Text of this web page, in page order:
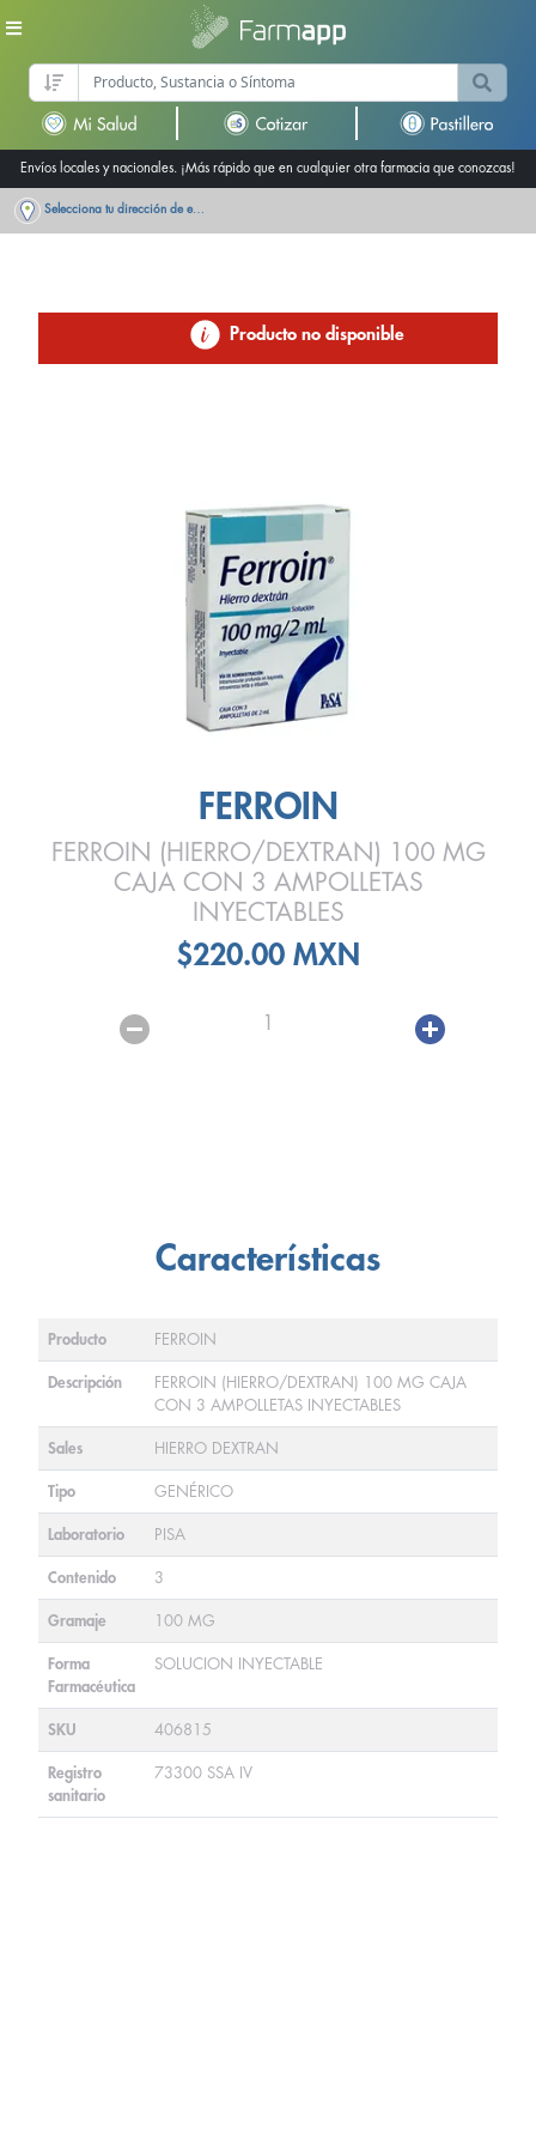
Envíos locales y nacionales. ¡Más rápido que en cualquier otra farmacia que conozcas!
Selecciona tu dirección de entrega
Producto no disponible
FERROIN
FERROIN (HIERRO/DEXTRAN) 100 MG
CAJA CON 3 AMPOLLETAS
INYECTABLES
$220.00 MXN
1
Características
Producto FERROIN
Descripción
FERROIN (HIERRO/DEXTRAN) 100 MG CAJA
CON 3 AMPOLLETAS INYECTABLES
Sales HIERRO DEXTRAN
Tipo GENÉRICO
Laboratorio PISA
Contenido 3
Gramaje 100 MG
Forma
Farmacéutica
SOLUCION INYECTABLE
SKU 406815
Registro
sanitario
73300 SSA IV